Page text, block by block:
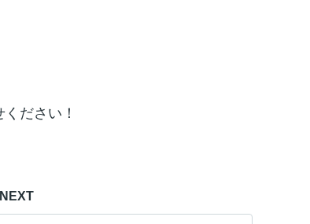
ださい！
NEXT